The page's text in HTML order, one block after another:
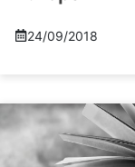
24/09/2018